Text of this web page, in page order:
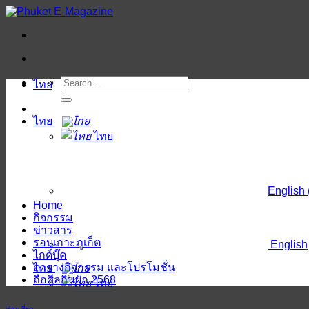
ข้าม
ไทย
ไทย
English
ไทย
ไทย
ไทย
English
Home
กิจกรรม
ข่าวสาร
รอบเกาะภูเก็ต
ไกด์บุ๊ค
ตารางกิจกรรม และโปรโมชั่น
ถือศีลกินผัก 2568